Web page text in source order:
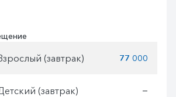
(завтрак) 77 000
(завтрак) —